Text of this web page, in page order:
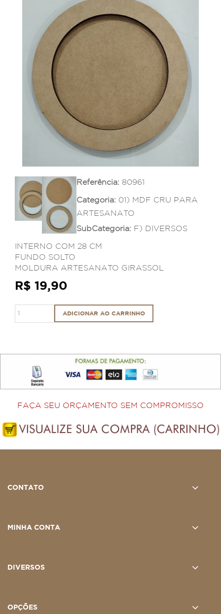
Referência: 80961
Categoria: 01) MDF CRU PARA
ARTESANATO
SubCategoria: F) DIVERSOS
INTERNO COM 28 CM
FUNDO SOLTO
MOLDURA ARTESANATO GIRASSOL
R$ 19,90
ADICIONAR AO CARRINHO
FAÇA SEU ORÇAMENTO SEM COMPROMISSO
CONTATO
MINHA CONTA
DIVERSOS
OPÇÕES